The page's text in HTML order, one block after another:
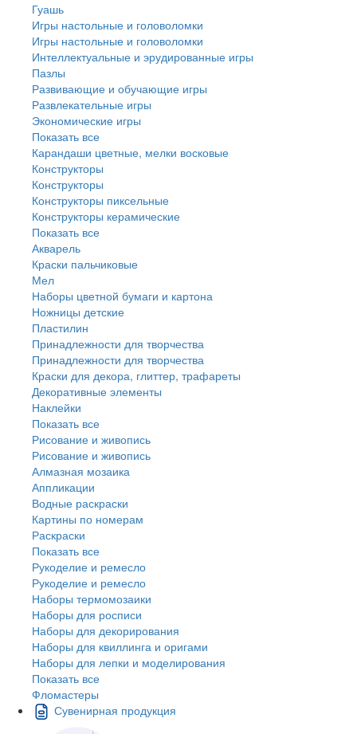
Гуашь
Игры настольные и головоломки
Игры настольные и головоломки
Интеллектуальные и эрудированные игры
Пазлы
Развивающие и обучающие игры
Развлекательные игры
Экономические игры
Показать все
Карандаши цветные, мелки восковые
Конструкторы
Конструкторы
Конструкторы пиксельные
Конструкторы керамические
Показать все
Акварель
Краски пальчиковые
Мел
Наборы цветной бумаги и картона
Ножницы детские
Пластилин
Принадлежности для творчества
Принадлежности для творчества
Краски для декора, глиттер, трафареты
Декоративные элементы
Наклейки
Показать все
Рисование и живопись
Рисование и живопись
Алмазная мозаика
Аппликации
Водные раскраски
Картины по номерам
Раскраски
Показать все
Рукоделие и ремесло
Рукоделие и ремесло
Наборы термомозаики
Наборы для росписи
Наборы для декорирования
Наборы для квиллинга и оригами
Наборы для лепки и моделирования
Показать все
Фломастеры
Сувенирная продукция